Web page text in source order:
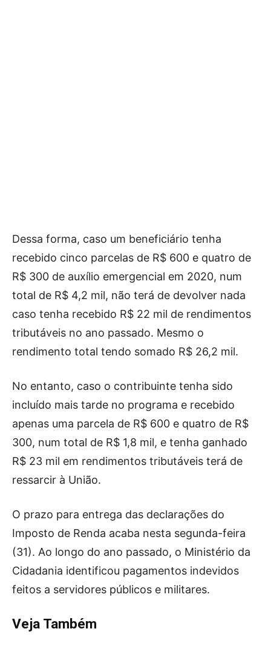
Dessa forma, caso um beneficiário tenha
recebido cinco parcelas de R$ 600 e quatro de
R$ 300 de auxílio emergencial em 2020, num
total de R$ 4,2 mil, não terá de devolver nada
caso tenha recebido R$ 22 mil de rendimentos
tributáveis no ano passado. Mesmo o
rendimento total tendo somado R$ 26,2 mil.
No entanto, caso o contribuinte tenha sido
incluído mais tarde no programa e recebido
apenas uma parcela de R$ 600 e quatro de R$
300, num total de R$ 1,8 mil, e tenha ganhado
R$ 23 mil em rendimentos tributáveis terá de
ressarcir à União.
O prazo para entrega das declarações do
Imposto de Renda acaba nesta segunda-feira
(31). Ao longo do ano passado, o Ministério da
Cidadania identificou pagamentos indevidos
feitos a servidores públicos e militares.
Veja Também